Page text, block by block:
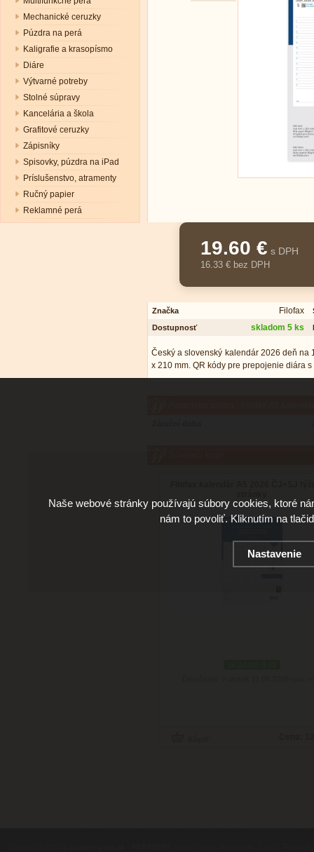
Mechanické ceruzky
Púzdra na perá
Kaligrafie a krasopísmo
Diáre
Výtvarné potreby
Stolné súpravy
Kancelária a škola
Grafitové ceruzky
Zápisníky
Spisovky, púzdra na iPad
Príslušenstvo, atramenty
Ručný papier
Reklamné perá
19.60 € s DPH
16.33 € bez DPH
Značka Filofax
Dostupnosť
skladom 5 ks
Český a slovenský kalendár 2026 deň
x 210 mm. QR kódy pre prepojenie diára
Naše webové stránky používajú súbory cookies, ktoré
nám to povoliť. Kliknutím na
Nastavenie